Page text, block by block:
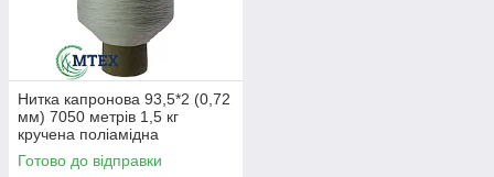
Для покупки нитки оптом (від ящика) перейдіть за
посиланням >>ОПТ
Нитка капронова 93,5*2 (0,72
мм) 7050 метрів 1,5 кг
кручена поліамідна
Готово до відправки